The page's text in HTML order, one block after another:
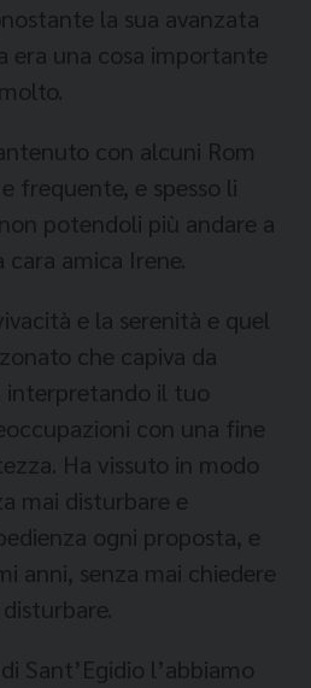
la sua avanzata
era una cosa importante
con alcuni Rom
frequente, e spesso li
potendoli più andare a
amica Irene.
e la serenità e quel
che capiva da
interpretando il tuo
con una fine
Ha vissuto in modo
mai disturbare e
ogni proposta, e
anni, senza mai chiedere
Sant’Egidio l’abbiamo